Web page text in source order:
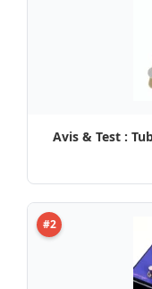
Avis & Test :
#2